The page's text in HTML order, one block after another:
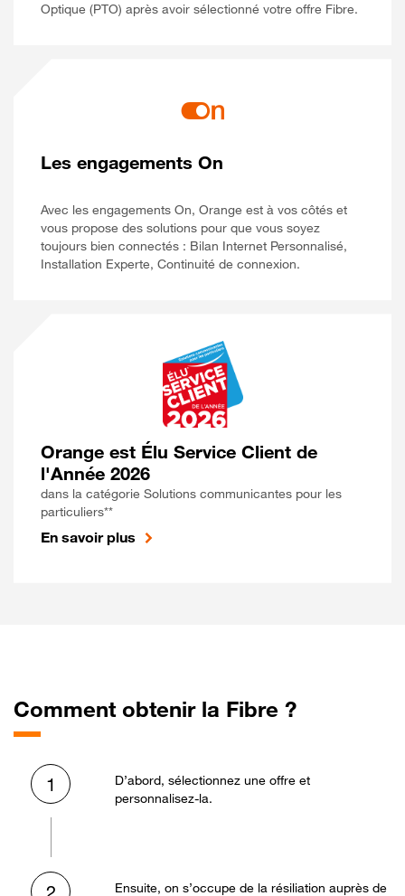
Optique (PTO) après avoir sélectionné votre offre Fibre.
Les engagements On
Avec les engagements On, Orange est à vos côtés et
vous propose des solutions pour que vous soyez
toujours bien connectés : Bilan Internet Personnalisé,
Installation Experte, Continuité de connexion.
Orange est Élu Service Client de
l'Année 2026
dans la catégorie Solutions communicantes pour les
particuliers**
En savoir plus
Comment obtenir la Fibre ?
1
D’abord, sélectionnez une offre et
personnalisez-la.
Ensuite, on s’occupe de la résiliation auprès de